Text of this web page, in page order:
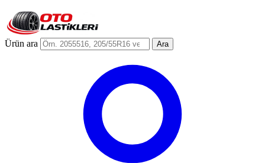
Ürün ara Ara